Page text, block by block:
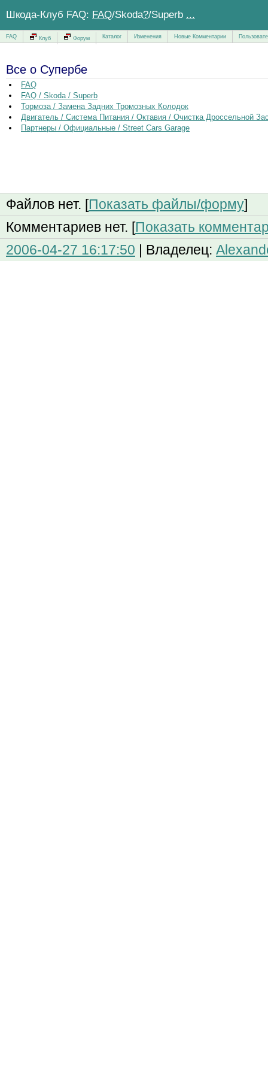
Шкода-Клуб FAQ: FAQ/Skoda?/Superb ...
FAQ Клуб Форум Каталог Изменения Новые Комментарии
Все о Супербе
FAQ
FAQ / Skoda / Superb
Тормоза / Замена Задних Тромозных Колодок
Двигатель / Система Питания / Октавия / Очистка Дроссельной
Партнеры / Официальные / Street Cars Garage
Файлов нет. [Показать файлы/форму]
Комментариев нет. [Показать
2006-04-27 16:17:50 | Владелец: